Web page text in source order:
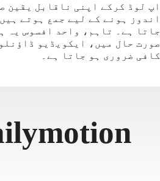
اپ لوڈ کرکے اپنی ناقابل یقین
کافی ضروری ہو جاتا ہے۔